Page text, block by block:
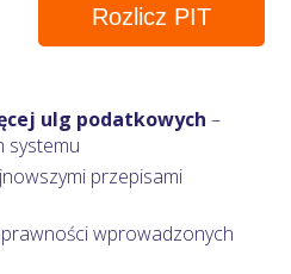
Rozlicz PIT
ulg podatkowych–
systemu
przepisami
wprowadzonych